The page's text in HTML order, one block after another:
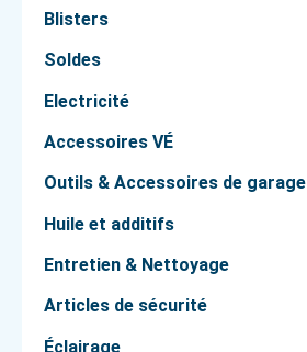
Blisters
Soldes
Electricité
Accessoires VÉ
Outils & Accessoires de garage
Huile et additifs
Entretien & Nettoyage
Articles de sécurité
Éclairage